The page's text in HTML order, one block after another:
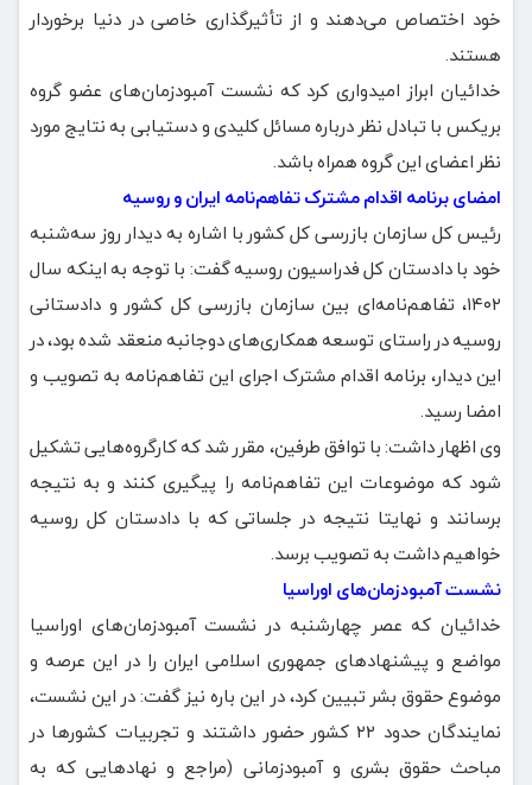
خود اختصاص می‌دهند و از تأثیرگذاری خاصی در دنیا برخوردار
هستند.
خدائیان ابراز امیدواری کرد که نشست آمبودزمان‌های عضو گروه
بریکس با تبادل نظر درباره مسائل کلیدی و دستیابی به نتایج مورد
نظر اعضای این گروه همراه باشد.
امضای برنامه اقدام مشترک تفاهم‌نامه ایران و روسیه
رئیس کل سازمان بازرسی کل کشور با اشاره به دیدار روز سه‌شنبه
خود با دادستان کل فدراسیون روسیه گفت:‌ با توجه به اینکه سال
۱۴۰۲، تفاهم‌نامه‌ای بین سازمان بازرسی کل کشور و دادستانی
روسیه در راستای توسعه همکاری‌های دوجانبه منعقد شده بود، در
این دیدار، برنامه اقدام مشترک اجرای این تفاهم‌نامه به تصویب و
امضا رسید.
وی اظهار داشت:‌ با توافق طرفین، مقرر شد که کارگروه‌هایی تشکیل
شود که موضوعات این تفاهم‌نامه را پیگیری کنند و به نتیجه
برسانند و نهایتا نتیجه در جلساتی که با دادستان کل روسیه
خواهیم داشت به تصویب برسد.
نشست آمبودزمان‌های اوراسیا
خدائیان که عصر چهارشنبه در نشست آمبودزمان‌های اوراسیا
مواضع و پیشنهادهای جمهوری اسلامی ایران را در این عرصه و
موضوع حقوق بشر تبیین کرد، در این باره نیز گفت: در این نشست،
نمایندگان حدود ۲۲ کشور حضور داشتند و تجربیات کشورها در
مباحث حقوق بشری و آمبودزمانی (مراجع و نهادهایی که به